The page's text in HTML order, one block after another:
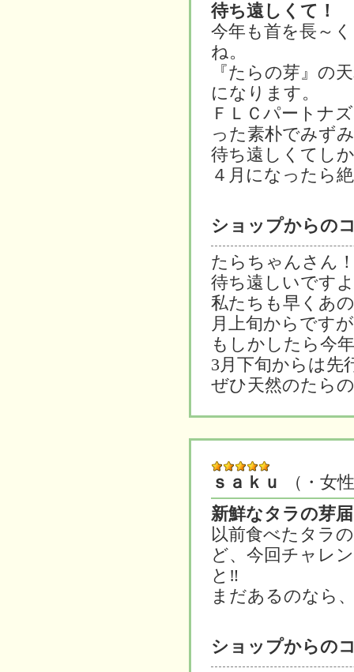
待ち遠しくて！
今年も首を長～
ね。
『たらの芽』の
になります。
ＦＬＣパートナ
った素朴でみず
待ち遠しくてし
４月になったら
ショップからの
たらちゃんさん
待ち遠しいです
私たちも早くあ
月上旬からです
もしかしたら今
3月下旬からは先
ぜひ天然のたら
ｓａｋｕ
（・女
新鮮なタラの芽
以前食べたタラ
ど、今回チャレ
と‼
まだあるのなら
ショップからの